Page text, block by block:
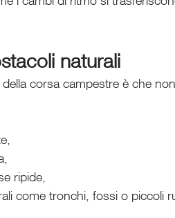
naturali
della corsa campestre è che
ripide,
come tronchi, fossi o piccoli